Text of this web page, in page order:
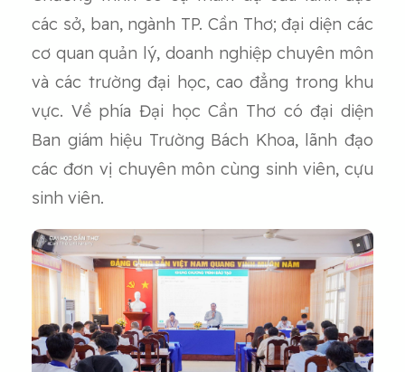
các sở, ban, ngành TP. Cần Thơ; đại diện các
cơ quan quản lý, doanh nghiệp chuyên môn
và các trường đại học, cao đẳng trong khu
vực. Về phía Đại học Cần Thơ có đại diện
Ban giám hiệu Trường Bách Khoa, lãnh đạo
các đơn vị chuyên môn cùng sinh viên, cựu
sinh viên.